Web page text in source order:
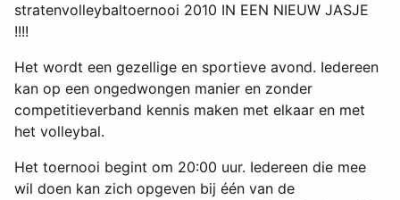
stratenvolleybaltoernooi 2010 IN EEN NIEUW JASJE
!!!!
Het wordt een gezellige en sportieve avond. Iedereen
kan op een ongedwongen manier en zonder
competitieverband kennis maken met elkaar en met
het volleybal.
Het toernooi begint om 20:00 uur. Iedereen die mee
wil doen kan zich opgeven bij één van de